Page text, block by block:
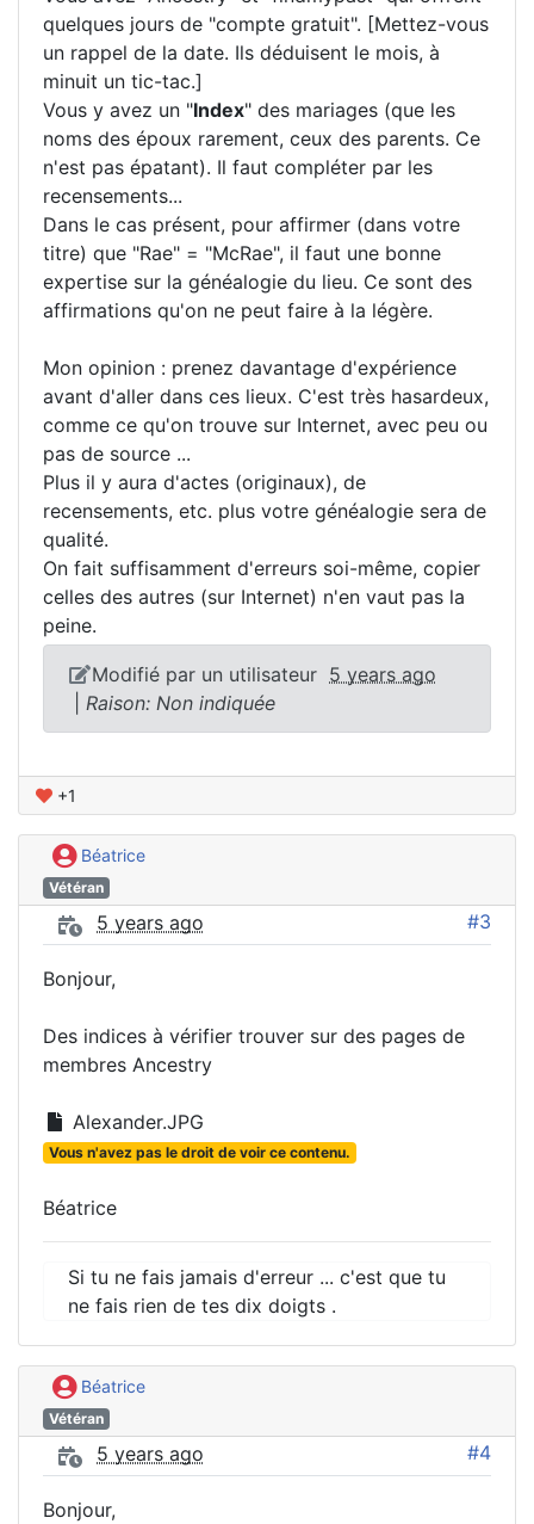
quelques jours de "compte gratuit". [Mettez-vous
un rappel de la date. Ils déduisent le mois, à
minuit un tic-tac.]
Vous y avez un "Index" des mariages (que les
noms des époux rarement, ceux des parents. Ce
n'est pas épatant). Il faut compléter par les
recensements...
Dans le cas présent, pour affirmer (dans votre
titre) que "Rae" = "McRae", il faut une bonne
expertise sur la généalogie du lieu. Ce sont des
affirmations qu'on ne peut faire à la légère.
Mon opinion : prenez davantage d'expérience
avant d'aller dans ces lieux. C'est très hasardeux,
comme ce qu'on trouve sur Internet, avec peu ou
pas de source ...
Plus il y aura d'actes (originaux), de
recensements, etc. plus votre généalogie sera de
qualité.
On fait suffisamment d'erreurs soi-même, copier
celles des autres (sur Internet) n'en vaut pas la
peine.
Modifié par un utilisateur 5 years ago
Raison: Non indiquée
+1
Béatrice
Vétéran
5 years ago #3
Bonjour,
Des indices à vérifier trouver sur des pages de
membres Ancestry
Alexander.JPG
Vous n'avez pas le droit de voir ce contenu.
Béatrice
Si tu ne fais jamais d'erreur ... c'est que tu
ne fais rien de tes dix doigts .
Béatrice
Vétéran
5 years ago #4
Bonjour,